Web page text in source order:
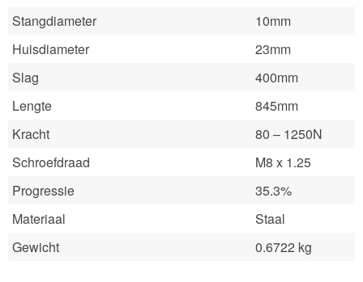
Stangdiameter
10mm
Huisdiameter
23mm
Slag
400mm
Lengte
845mm
Kracht
80 – 1250N
Schroefdraad
M8 x 1.25
Progressie
35.3%
Materiaal
Staal
Gewicht
0.6722 kg